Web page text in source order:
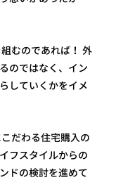
むのであれば！ 外
のではなく、イン
していくかをイメ
だわる住宅購入の
フスタイルからの
ドの検討を進めて